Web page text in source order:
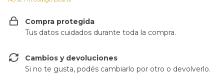
Compra protegida
Tus datos cuidados durante toda la compra.
Cambios y devoluciones
Si no te gusta, podés cambiarlo por otro o devolverlo.